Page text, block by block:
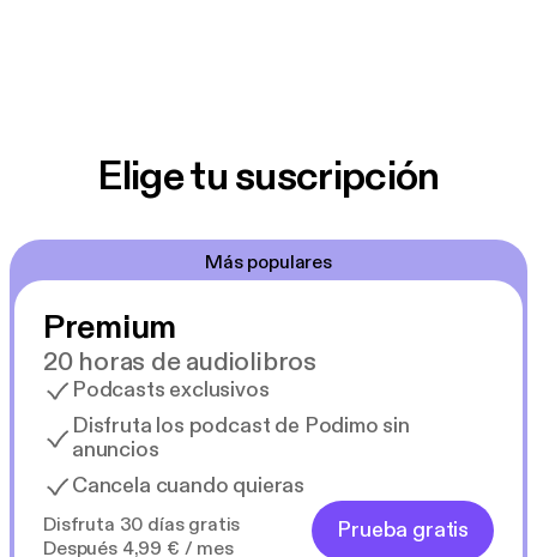
Elige tu suscripción
Más populares
Premium
20 horas de audiolibros
Podcasts exclusivos
Disfruta los podcast de Podimo sin
anuncios
Cancela cuando quieras
Disfruta 30 días gratis
Después 4,99 € / mes
Prueba gratis